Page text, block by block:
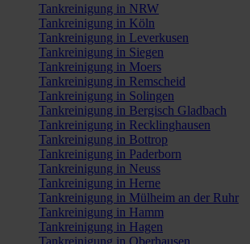
Tankreinigung in NRW
Tankreinigung in Köln
Tankreinigung in Leverkusen
Tankreinigung in Siegen
Tankreinigung in Moers
Tankreinigung in Remscheid
Tankreinigung in Solingen
Tankreinigung in Bergisch Gladbach
Tankreinigung in Recklinghausen
Tankreinigung in Bottrop
Tankreinigung in Paderborn
Tankreinigung in Neuss
Tankreinigung in Herne
Tankreinigung in Mülheim an der Ruhr
Tankreinigung in Hamm
Tankreinigung in Hagen
Tankreinigung in Oberhausen